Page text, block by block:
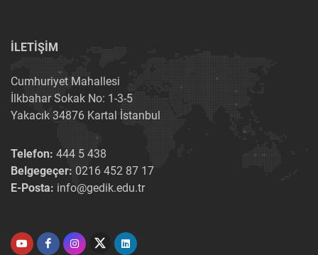
İLETİŞİM
Cumhuriyet Mahallesi
İlkbahar Sokak No: 1-3-5
Yakacık 34876 Kartal İstanbul
Telefon: 444 5 438
Belgegeçer: 0216 452 87 17
E-Posta: info@gedik.edu.tr